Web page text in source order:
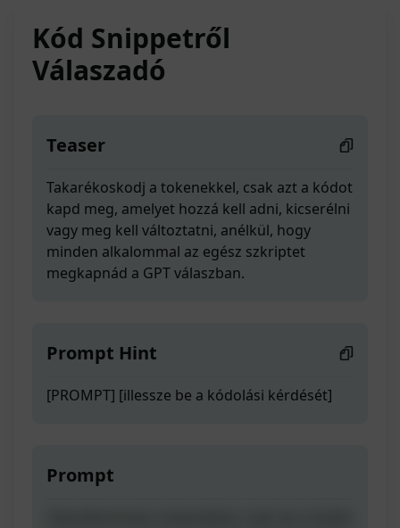
Kód Snippetről
Válaszadó
Teaser
Takarékoskodj a tokenekkel, csak azt a kódot
kapd meg, amelyet hozzá kell adni, kicserélni
vagy meg kell változtatni, anélkül, hogy
minden alkalommal az egész szkriptet
megkapnád a GPT válaszban.
Prompt Hint
[PROMPT] [illessze be a kódolási kérdését]
Prompt